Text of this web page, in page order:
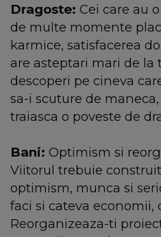
Dragoste: Cei care au
de multe momente
karmice, satisfacerea
are asteptari mari de la
descoperi pe cineva
sa-i scuture de
traiasca o poveste de
Bani: Optimism si
Viitorul trebuie
optimism, munca si
faci si cateva economii,
Reorganizeaza-ti